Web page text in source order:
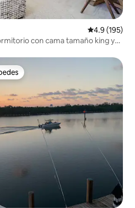
Calificación
4.9 (195)
con cama tamaño king y
preferido